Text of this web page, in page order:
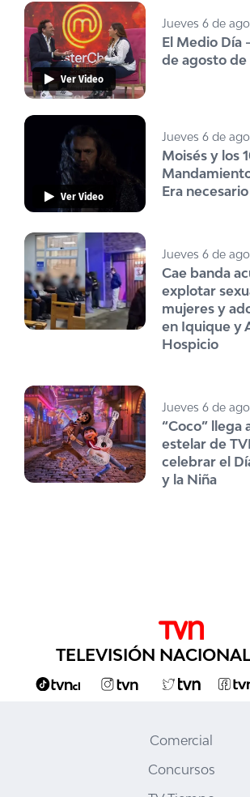
Ver Video
Jueves 6 de
El Medio Día
de agosto de
Ver Video
Jueves 6 de
Moisés y los
Era necesario
Jueves 6 de
Cae banda
explotar
mujeres y
en Iquique y
Hospicio
Jueves 6 de
“Coco” llega
estelar de
celebrar el
y la Niña
TELEVISIÓN
Comercial
Concursos